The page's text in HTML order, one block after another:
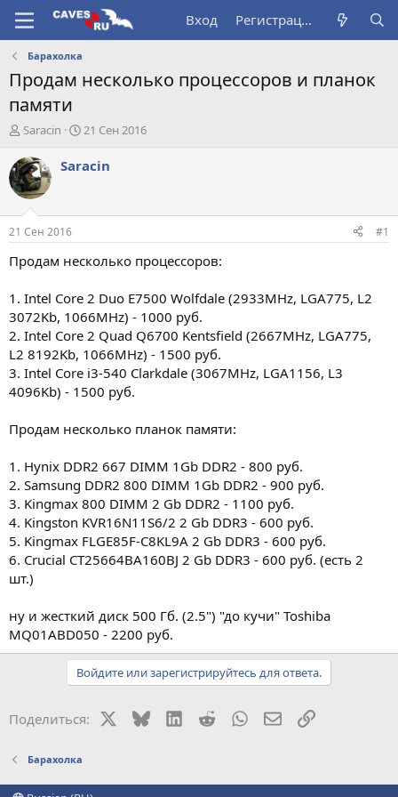
Вход Регистрация
Барахолка
Продам несколько процессоров и планок
памяти
А
т
о
р
т
е
м
ы
Saracin
Д
т
а
л
21 Сен 2016
Saracin
21 Сен 2016 #1
Продам несколько процессоров:
1. Intel Core 2 Duo E7500 Wolfdale (2933MHz, LGA775, L2
3072Kb, 1066MHz) - 1000 руб.
2. Intel Core 2 Quad Q6700 Kentsfield (2667MHz, LGA775,
L2 8192Kb, 1066MHz) - 1500 руб.
3. Intel Core i3-540 Clarkdale (3067MHz, LGA1156, L3
4096Kb) - 1500 руб.
Продам несколько планок памяти:
1. Hynix DDR2 667 DIMM 1Gb DDR2 - 800 руб.
2. Samsung DDR2 800 DIMM 1Gb DDR2 - 900 руб.
3. Kingmax 800 DIMM 2 Gb DDR2 - 1100 руб.
4. Kingston KVR16N11S6/2 2 Gb DDR3 - 600 руб.
5. Kingmax FLGE85F-C8KL9A 2 Gb DDR3 - 600 руб.
6. Crucial CT25664BA160BJ 2 Gb DDR3 - 600 руб. (есть 2
шт.)
ну и жесткий диск 500 Гб. (2.5") "до кучи" Toshiba
MQ01ABD050 - 2200 руб.
Войдите или зарегистрируйтесь для ответа.
Поделиться: BlueskyLinkedIn
RedditWhatsAppЭлектронная
Ссылка
Барахолка